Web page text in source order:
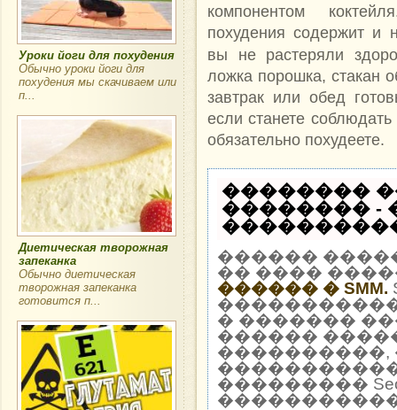
Уроки йоги для похудения
Обычно уроки йоги для
похудения мы скачиваем или
п...
Диетическая творожная
запеканка
Обычно диетическая
творожная запеканка
готовится п...
компонентом
похудения содержит и
вы не растеряли
ложка порошка, стакан
завтрак или обед
если станете
обязательно похудеете.
��������
�������� -
�����������
������
�� ����
������ � SMM.
� �������
������
����������,
���������